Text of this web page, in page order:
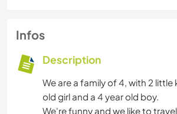
Infos
Description
We are a family of 4, with 2 little
old girl and a 4 year old boy.
We're funny and we like to